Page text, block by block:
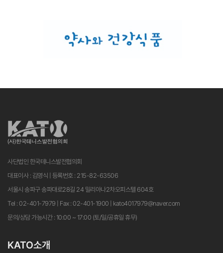
사단법인 한국테니스발전협의회
대표이사 : 김영식 | 등록번호 : 215-82-63506
서울시 송파구 송파대로28길 24 밀리아나2차오피스텔 604호
Tel : 02-401-7979 | Fax : 02-401-1900 | kato4017979@naver.com
문의/상담 가능시간 : 10:00 ~ 17:00 (토/일/공휴일 휴무)
KATO소개